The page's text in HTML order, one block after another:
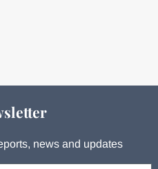
news and updates